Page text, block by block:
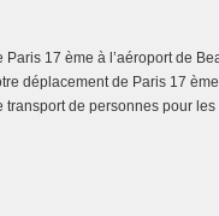
17 ème à l’aéroport de
déplacement de Paris 17
de personnes pour